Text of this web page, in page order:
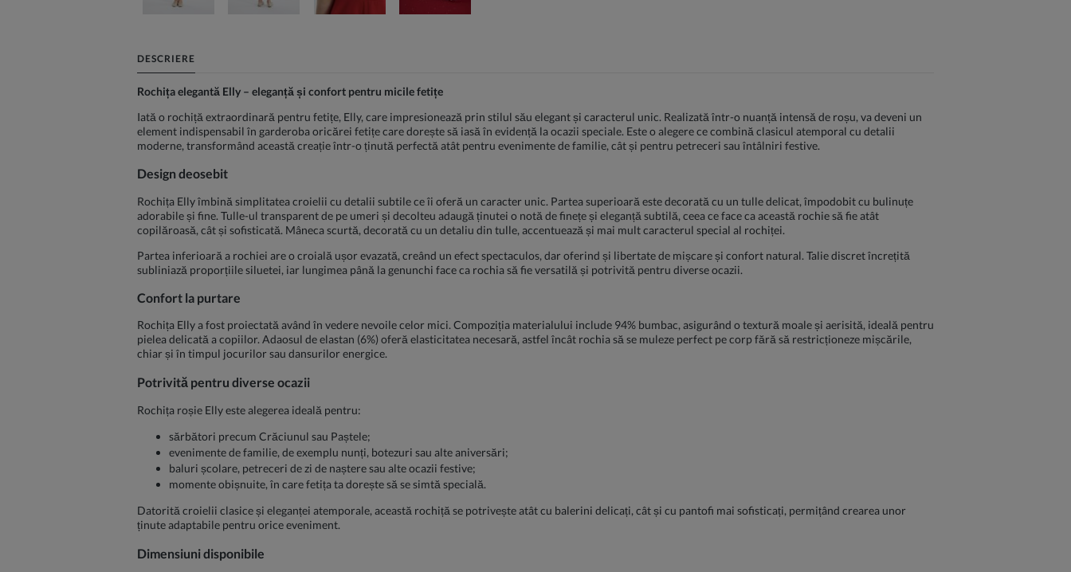
DESCRIERE
Rochița elegantă Elly – eleganță și confort pentru micile fetițe
Iată o rochiță extraordinară pentru fetițe, Elly, care impresionează prin stilul său elegant și caracterul unic. Realizată într-o nuanță intensă de roșu, va deveni un
element indispensabil în garderoba oricărei fetițe care dorește să iasă în evidență la ocazii speciale. Este o alegere ce combină clasicul atemporal cu detalii
moderne, transformând această creație într-o ținută perfectă atât pentru evenimente de familie, cât și pentru petreceri sau întâlniri festive.
Design deosebit
Rochița Elly îmbină simplitatea croielii cu detalii subtile ce îi oferă un caracter unic. Partea superioară este decorată cu un tulle delicat, împodobit cu bulinuțe
adorabile și fine. Tulle-ul transparent de pe umeri și decolteu adaugă ținutei o notă de finețe și eleganță subtilă, ceea ce face ca această rochie să fie atât
copilăroasă, cât și sofisticată. Mâneca scurtă, decorată cu un detaliu din tulle, accentuează și mai mult caracterul special al rochiței.
Partea inferioară a rochiei are o croială ușor evazată, creând un efect spectaculos, dar oferind și libertate de mișcare și confort natural. Talie discret încrețită
subliniază proporțiile siluetei, iar lungimea până la genunchi face ca rochia să fie versatilă și potrivită pentru diverse ocazii.
Confort la purtare
Rochița Elly a fost proiectată având în vedere nevoile celor mici. Compoziția materialului include 94% bumbac, asigurând o textură moale și aerisită, ideală pentru
pielea delicată a copiilor. Adaosul de elastan (6%) oferă elasticitatea necesară, astfel încât rochia să se muleze perfect pe corp fără să restricționeze mișcările,
chiar și în timpul jocurilor sau dansurilor energice.
Potrivită pentru diverse ocazii
Rochița roșie Elly este alegerea ideală pentru:
sărbători precum Crăciunul sau Paștele;
evenimente de familie, de exemplu nunți, botezuri sau alte aniversări;
baluri școlare, petreceri de zi de naștere sau alte ocazii festive;
momente obișnuite, în care fetița ta dorește să se simtă specială.
Datorită croielii clasice și eleganței atemporale, această rochiță se potrivește atât cu balerini delicați, cât și cu pantofi mai sofisticați, permițând crearea unor
ținute adaptabile pentru orice eveniment.
Dimensiuni disponibile